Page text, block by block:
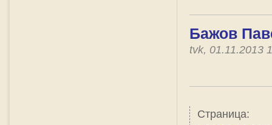
Бажов
tvk, 01.11.2013
Страница: